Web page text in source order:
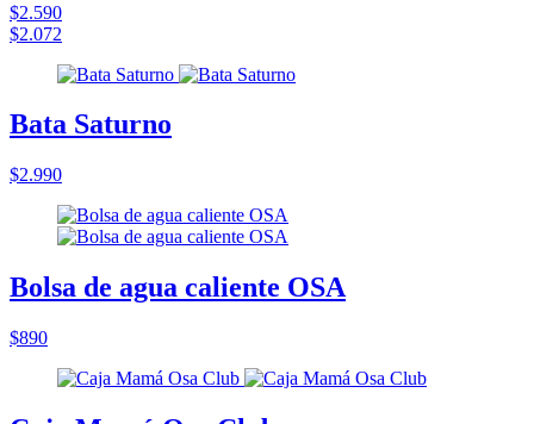
$2.590
$2.072
Bata Saturno
$2.990
Bolsa de agua caliente OSA
$890